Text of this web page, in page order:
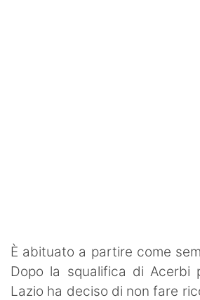
SHOP LAZIO
Contatti
È abituato a partire come
Dopo la squalifica di Acerbi
Lazio ha deciso di non fare